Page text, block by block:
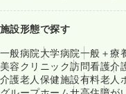
施設形態で探す
一般病院大学病院一般＋療
美容クリニック訪問看護介
介護老人保健施設有料老人